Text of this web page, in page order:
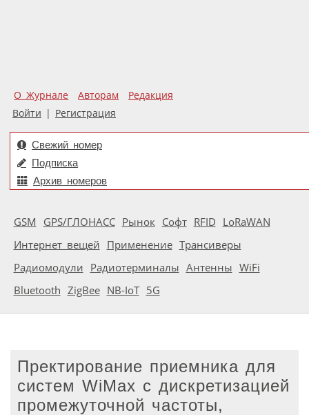
О Журнале Авторам
Редакция
Войти | Регистрация
Свежий номер
Подписка
Архив номеров
GSM GPS/ГЛОНАСС Рынок Софт RFID LoRaWAN
Интернет вещей Применение Трансиверы
Радиомодули Радиотерминалы Антенны WiFi
Bluetooth ZigBee NB-IoT 5G
Пректирование приемника для
систем WiMax с дискретизацией
промежуточной частоты,